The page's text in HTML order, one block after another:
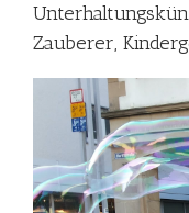
Zauberer,